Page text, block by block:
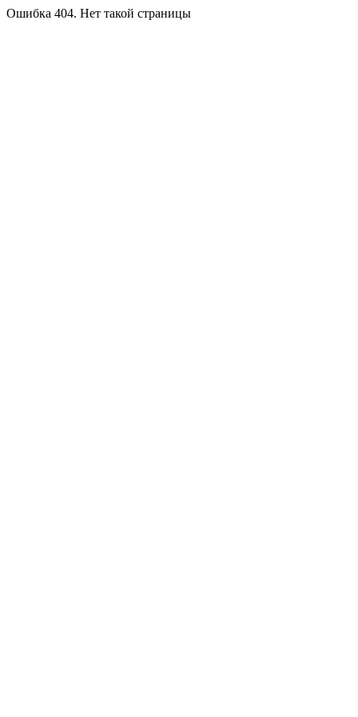
Ошибка 404. Нет такой страницы